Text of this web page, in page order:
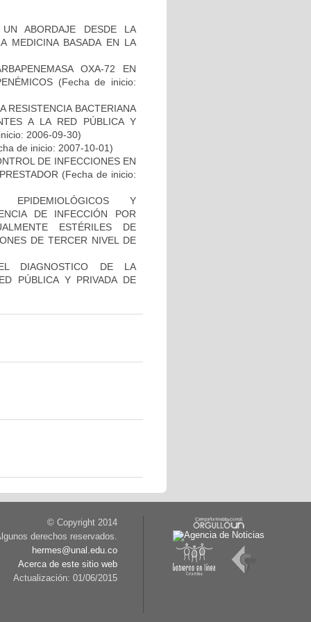
ABORDAJE DESDE LA
MEDICINA BASADA EN LA
OXA-72 EN
(Fecha de inicio:
RESISTENCIA BACTERIANA
A LA RED PÚBLICA Y
2006-09-30)
de inicio: 2007-10-01)
DE INFECCIONES EN
(Fecha de inicio:
EPIDEMIOLÓGICOS Y
DE INFECCIÓN POR
ESTÉRILES DE
DE TERCER NIVEL DE
DIAGNOSTICO DE LA
PÚBLICA Y PRIVADA DE
© Copyright 2014
derechos reservados.
hermes@unal.edu.co
Acerca de este sitio web
Actualización: 01/06/2015